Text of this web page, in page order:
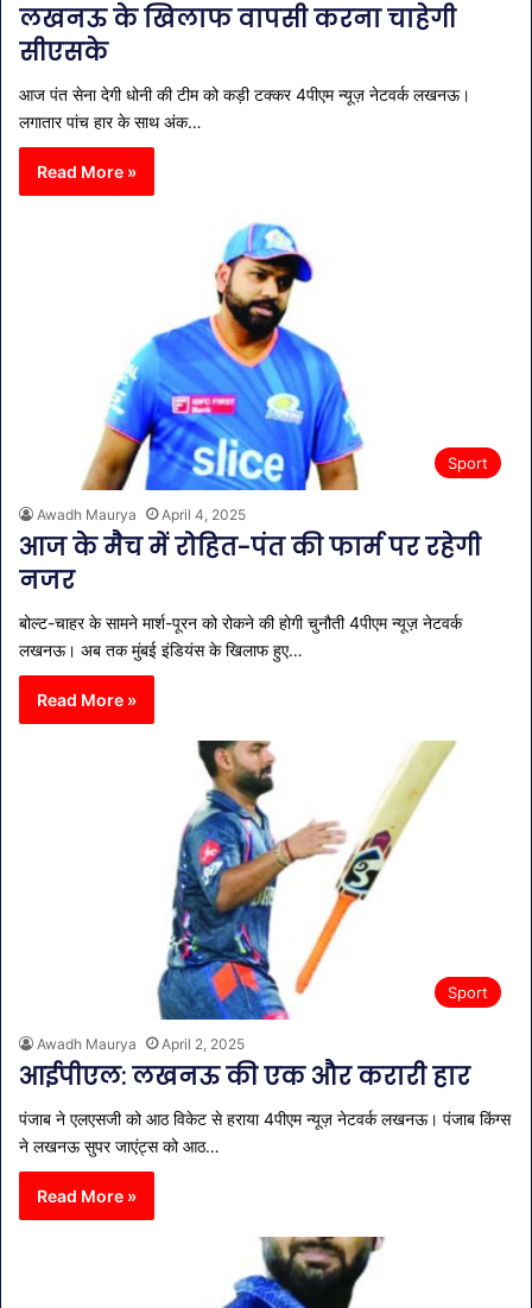
लखनऊ के खिलाफ वापसी करना चाहेगी
सीएसके
आज पंत सेना देगी धोनी की टीम को कड़ी टक्कर 4पीएम न्यूज़ नेटवर्क लखनऊ।
लगातार पांच हार के साथ अंक…
Read More »
Sport
Awadh Maurya April 4, 2025
आज के मैच में रोहित-पंत की फार्म पर रहेगी
नजर
बोल्ट-चाहर के सामने मार्श-पूरन को रोकने की होगी चुनौती 4पीएम न्यूज़ नेटवर्क
लखनऊ। अब तक मुंबई इंडियंस के खिलाफ हुए…
Read More »
Sport
Awadh Maurya April 2, 2025
आईपीएल: लखनऊ की एक और करारी हार
पंजाब ने एलएसजी को आठ विकेट से हराया 4पीएम न्यूज़ नेटवर्क लखनऊ। पंजाब किंग्स
ने लखनऊ सुपर जाएंट्स को आठ…
Read More »